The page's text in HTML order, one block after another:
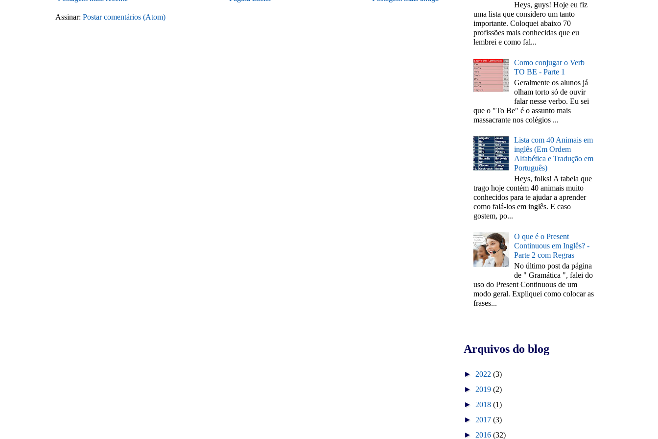
Assinar: Postar comentários (Atom)
Heys, guys! Hoje eu fiz
uma lista que considero um tanto
importante. Coloquei abaixo 70
profissões mais conhecidas que eu
lembrei e como fal...
Como conjugar o Verb
TO BE - Parte 1
Geralmente os alunos já
olham torto só de ouvir
falar nesse verbo. Eu sei
que o "To Be" é o assunto mais
massacrante nos colégios ...
Lista com 40 Animais em
inglês (Em Ordem
Alfabética e Tradução em
Português)
Heys, folks! A tabela que
trago hoje contém 40 animais muito
conhecidos para te ajudar a aprender
como falá-los em inglês. E caso
gostem, po...
O que é o Present
Continuous em Inglês? -
Parte 2 com Regras
No último post da página
de " Gramática ", falei do
uso do Present Continuous de um
modo geral. Expliquei como colocar as
frases...
Arquivos do blog
► 2022 (3)
► 2019 (2)
► 2018 (1)
► 2017 (3)
► 2016 (32)